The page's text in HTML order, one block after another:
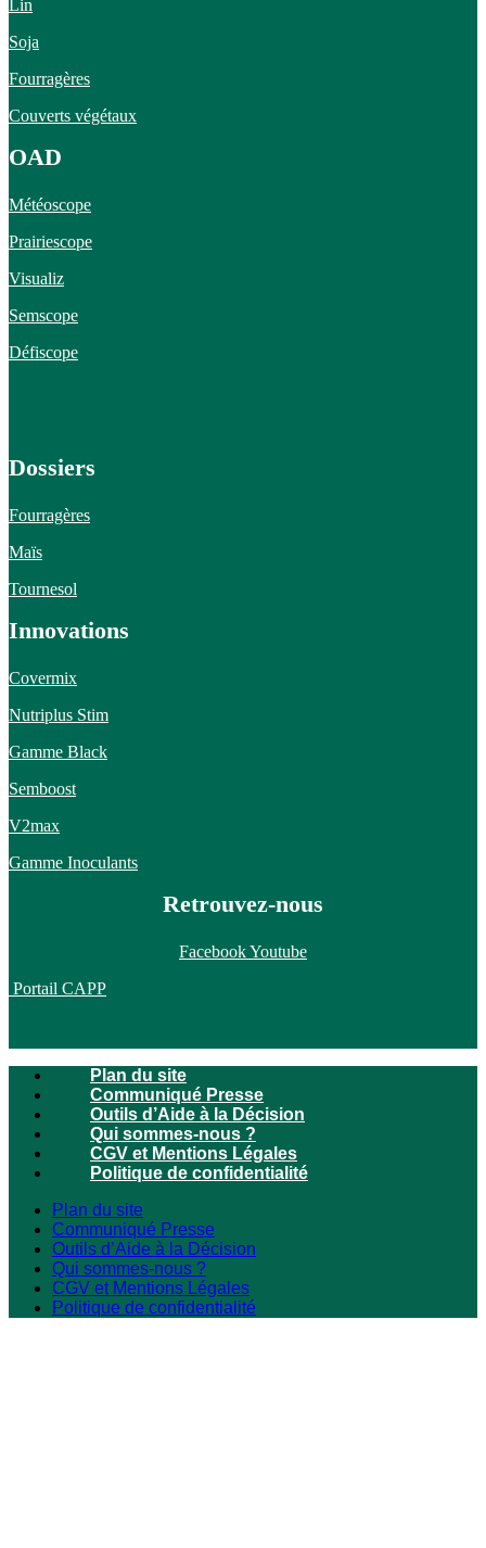
Lin
Soja
Fourragères
Couverts végétaux
OAD
Météoscope
Prairiescope
Visualiz
Semscope
Défiscope
Dossiers
Fourragères
Maïs
Tournesol
Innovations
Covermix
Nutriplus Stim
Gamme Black
Semboost
V2max
Gamme Inoculants
Retrouvez-nous
FacebookYoutube
Portail CAPP
Plan du site
Communiqué Presse
Outils d’Aide à la Décision
Qui sommes-nous ?
CGV et Mentions Légales
Politique de confidentialité
Plan du site
Communiqué Presse
Outils d’Aide à la Décision
Qui sommes-nous ?
CGV et Mentions Légales
Politique de confidentialité